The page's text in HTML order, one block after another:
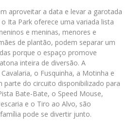
aproveitar a data e levar a garotada
Ita Park oferece uma variada lista
e meninas, menores e
de plantão, podem separar um
porque o espaço promove
inteira de diversão. A
o Fusquinha, a Motinha e
parte do circuito disponibilizado para
Bate-Bate, o Speed Mouse,
e o Tiro ao Alvo, são
pode se divertir junto.